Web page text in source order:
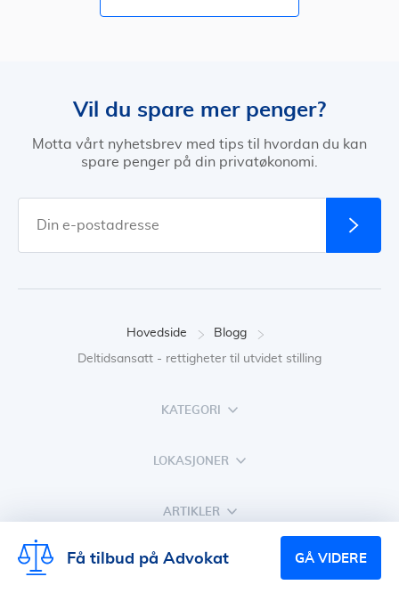
Få tilbud på Advokat GÅ VIDERE
Vil du spare mer penger?
Motta vårt nyhetsbrev med tips til hvordan du kan
spare penger på din privatøkonomi.
Hovedside Blogg
Deltidsansatt - rettigheter til utvidet stilling
KATEGORI
LOKASJONER
ARTIKLER
TJENESTETORGET